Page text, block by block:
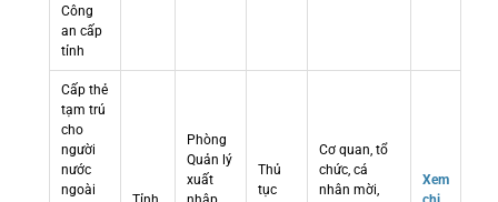
Công
an cấp
tỉnh
Cấp thẻ
tạm trú
cho
người
nước
ngoài
Phòng
Quản lý
xuất
Thủ
tục
Cơ quan, tổ
chức, cá
nhân mời,
Xem